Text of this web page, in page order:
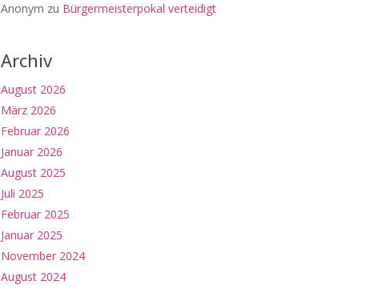
Anonym zu Bürgermeisterpokal verteidigt
Archiv
August 2026
März 2026
Februar 2026
Januar 2026
August 2025
Juli 2025
Februar 2025
Januar 2025
November 2024
August 2024